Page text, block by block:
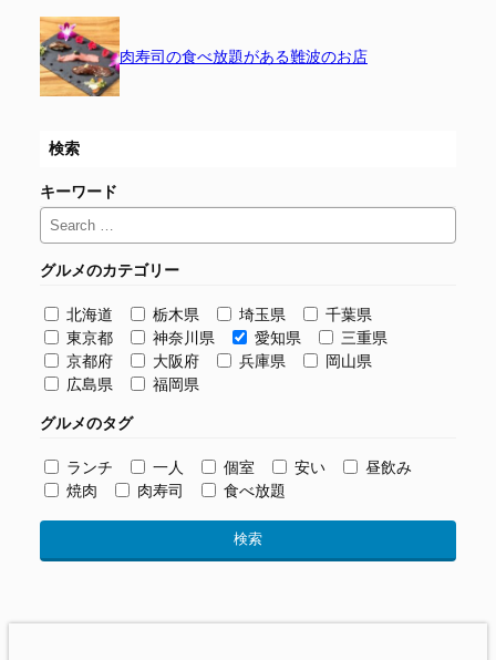
肉寿司の食べ放題がある難波のお店
検索
キーワード
グルメのカテゴリー
北海道 栃木県 埼玉県
千葉県
東京都
神奈川県 愛知県
三重県
京都府
大阪府 兵庫県
岡山県
広島県
福岡県
グルメのタグ
ランチ 一人 個室 安い
昼飲み
焼肉
肉寿司 食べ放題